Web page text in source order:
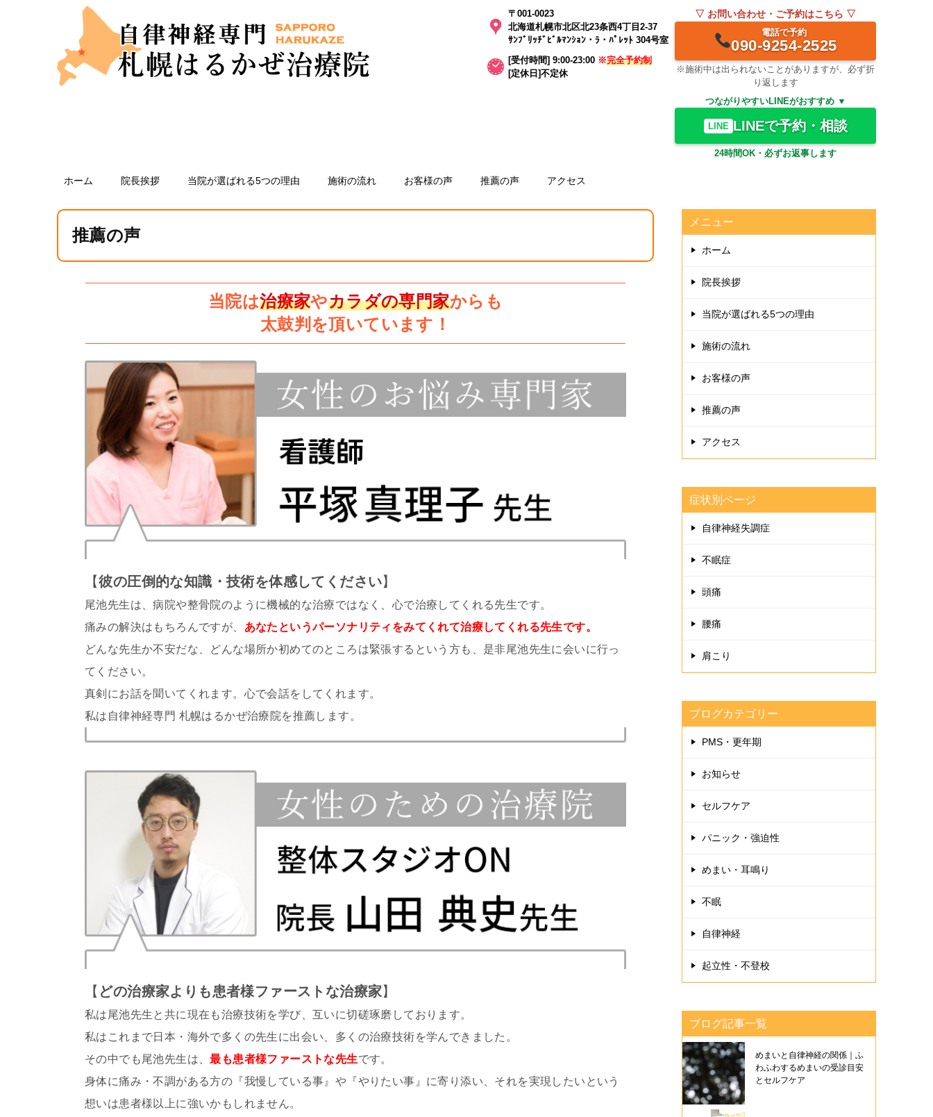
〒001-0023
北海道札幌市北区北23条西4丁目2-37
ｻﾝﾌﾞﾘｯﾁﾞﾋﾞﾙﾏﾝｼｮﾝ・ﾗ・ﾊﾟﾚｯﾄ 304号室
[受付時間] 9:00-23:00 ※完全予約制
[定休日]不定休
▽ お問い合わせ・ご予約はこちら ▽
電話で予約
090-9254-2525
※施術中は出られないことがありますが、必ず折
り返します
つながりやすいLINEがおすすめ ▼
LINE LINEで予約・相談
24時間OK・必ずお返事します
ホーム 院長挨拶 当院が選ばれる5つの理由 施術の流れ お客様の声 推薦の声 アクセス
推薦の声
当院は治療家やカラダの専門家からも
太鼓判を頂いています！
【彼の圧倒的な知識・技術を体感してください】
尾池先生は、病院や整骨院のように機械的な治療ではなく、心で治療してくれる先生です。
痛みの解決はもちろんですが、 あなたというパーソナリティをみてくれて治療してくれる先生です。
どんな先生か不安だな、どんな場所か初めてのところは緊張するという方も、是非尾池先生に会いに行っ
てください。
真剣にお話を聞いてくれます。心で会話をしてくれます。
私は自律神経専門 札幌はるかぜ治療院を推薦します。
【 どの治療家よりも患者様ファーストな治療家】
私は尾池先生と共に現在も治療技術を学び、互いに切磋琢磨しております。
私はこれまで日本・海外で多くの先生に出会い、多くの治療技術を学んできました。
その中でも尾池先生は、最も患者様ファーストな先生です。
身体に痛み・不調がある方の『我慢している事』や『やりたい事』に寄り添い、それを実現したいという
想いは患者様以上に強いかもしれません。
メニュー
ホーム
院長挨拶
当院が選ばれる5つの理由
施術の流れ
お客様の声
推薦の声
アクセス
症状別ページ
自律神経失調症
不眠症
頭痛
腰痛
肩こり
ブログカテゴリー
PMS・更年期
お知らせ
セルフケア
パニック・強迫性
めまい・耳鳴り
不眠
自律神経
起立性・不登校
ブログ記事一覧
めまいと自律神経の関係｜ふ
わふわするめまいの受診目安
とセルフケア